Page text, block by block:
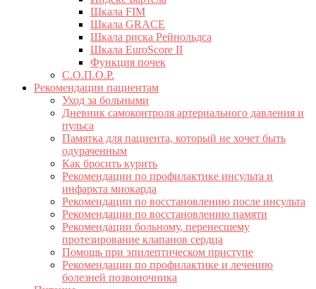
Шкала FIM
Шкала GRACE
Шкала риска Рейнольдса
Шкала EuroScore II
Функция почек
С.О.П.О.Р.
Рекомендации пациентам
Уход за больными
Дневник самоконтроля артериального давления и
пульса
Памятка для пациента, который не хочет быть
одураченным
Как бросить курить
Рекомендации по профилактике инсульта и
инфаркта миокарда
Рекомендации по восстановлению после инсульта
Рекомендации по восстановлению памяти
Рекомендации больному, перенесшему
протезирование клапанов сердца
Помощь при эпилептическом приступе
Рекомендации по профилактике и лечению
болезней позвоночника